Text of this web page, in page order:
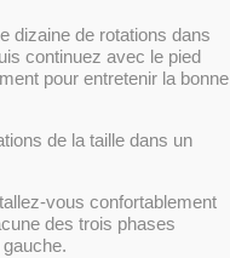
dizaine de rotations dans
continuez avec le pied
pour entretenir la bonne
de la taille dans un
vous confortablement
des trois phases